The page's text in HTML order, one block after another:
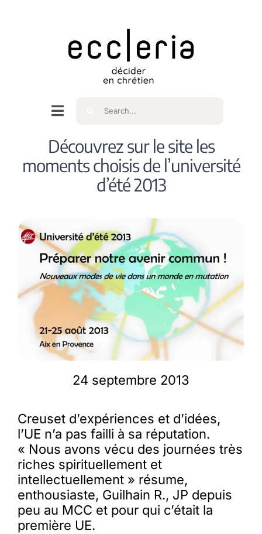
Navigation
bascule
Accueil
Qui sommes nous ?
Intéressés
Spiritualité
Membres
L’actu
Nous soutenir
La revue Responsables
Rechercher
Découvrez sur le site les
moments choisis de l’université
d’été 2013
24 septembre 2013
Creuset d’expériences et d’idées,
l’UE n’a pas failli à sa réputation.
« Nous avons vécu des journées très
riches spirituellement et
intellectuellement » résume,
enthousiaste, Guilhain R., JP depuis
peu au MCC et pour qui c’était la
première UE.